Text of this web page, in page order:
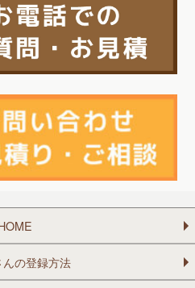
の登録方法